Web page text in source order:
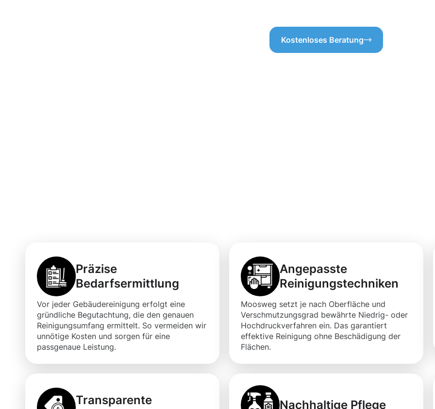
Kostenloses Beratung
Präzise
Bedarfsermittlung
Vor jeder Gebäudereinigung erfolgt eine
gründliche Begutachtung, die den genauen
Reinigungsumfang ermittelt. So vermeiden wir
unnötige Kosten und sorgen für eine
passgenaue Leistung.
Angepasste
Reinigungstechniken
Moosweg setzt je nach Oberfläche und
Verschmutzungsgrad bewährte Niedrig- oder
Hochdruckverfahren ein. Das garantiert
effektive Reinigung ohne Beschädigung der
Flächen.
Transparente
Nachhaltige Pflege